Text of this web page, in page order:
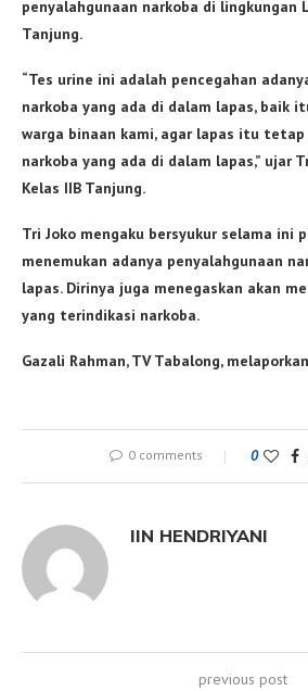
penyalahgunaan narkoba di lingkungan
Tanjung.
“Tes urine ini adalah pencegahan
narkoba yang ada di dalam lapas, baik
warga binaan kami, agar lapas itu
narkoba yang ada di dalam lapas,” ujar
Kelas IIB Tanjung.
Tri Joko mengaku bersyukur selama ini
menemukan adanya penyalahgunaan
lapas. Dirinya juga menegaskan akan
yang terindikasi narkoba.
Gazali Rahman, TV Tabalong,
0 comments 0
IIN HENDRIYANI
previous post